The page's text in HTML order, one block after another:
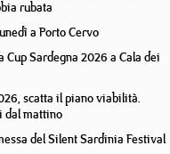
rubata
a Porto Cervo
Cup Sardegna 2026 a Cala dei
scatta il piano viabilità.
dal mattino
del Silent Sardinia Festival